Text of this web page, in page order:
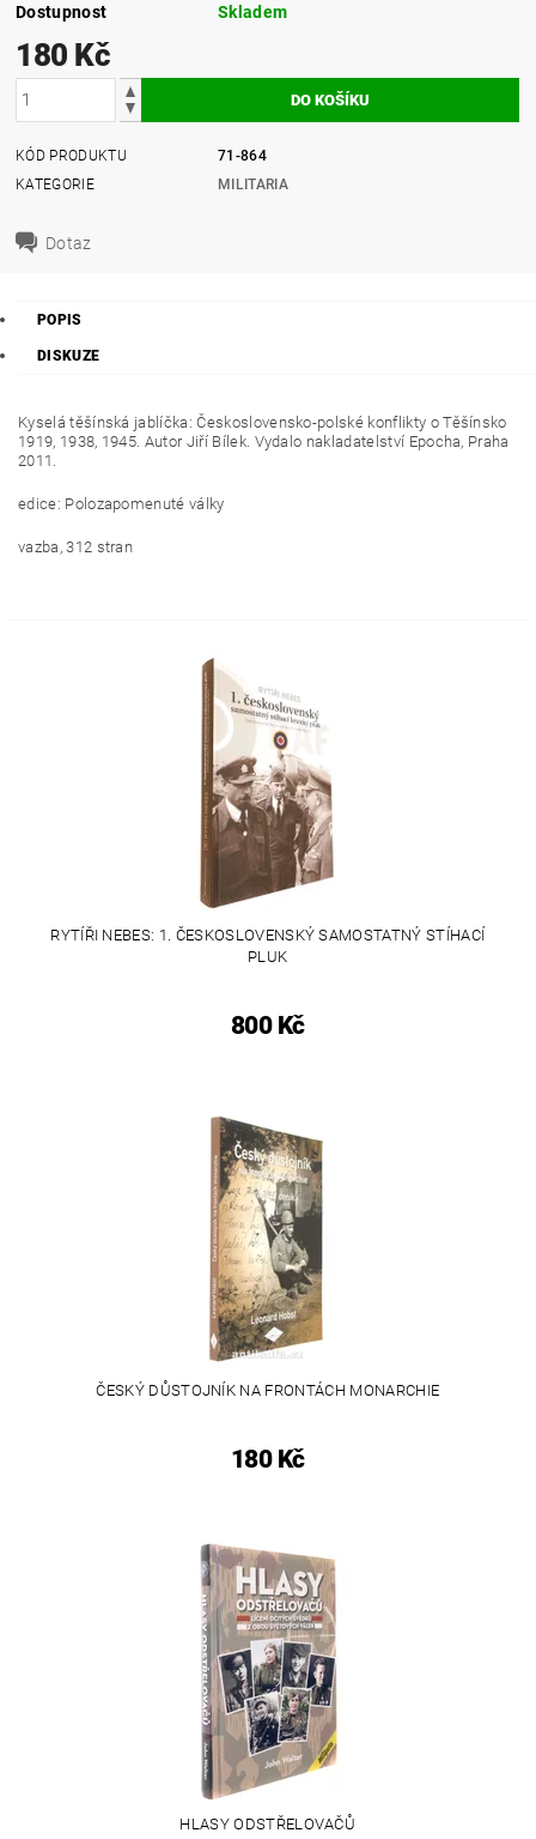
Dostupnost Skladem
180 Kč
KÓD PRODUKTU
71-864
KATEGORIE
MILITARIA
Dotaz
POPIS
DISKUZE
Kyselá těšínská jablíčka: Československo-polské konflikty o Těšínsko
1919, 1938, 1945. Autor Jiří Bílek. Vydalo nakladatelství Epocha, Praha
2011.
edice: Polozapomenuté války
vazba, 312 stran
RYTÍŘI NEBES: 1. ČESKOSLOVENSKÝ SAMOSTATNÝ STÍHACÍ
PLUK
800 Kč
ČESKÝ DŮSTOJNÍK NA FRONTÁCH MONARCHIE
180 Kč
HLASY ODSTŘELOVAČŮ